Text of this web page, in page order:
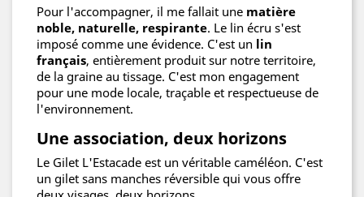
Pour l'accompagner, il me fallait une matière
noble, naturelle, respirante. Le lin écru s'est
imposé comme une évidence. C'est un lin
français, entièrement produit sur notre territoire,
de la graine au tissage. C'est mon engagement
pour une mode locale, traçable et respectueuse de
l'environnement.
Une association, deux horizons
Le Gilet L'Estacade est un véritable caméléon. C'est
un gilet sans manches réversible qui vous offre